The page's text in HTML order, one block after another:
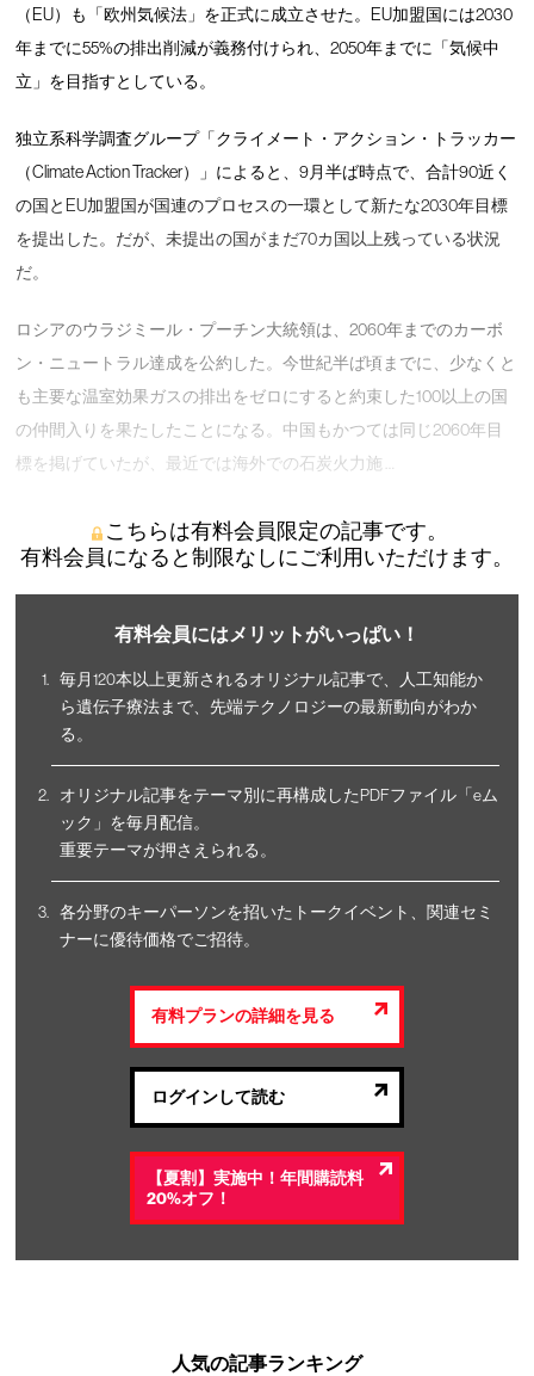
（EU）も「欧州気候法」を正式に成立させた。EU加盟国には2030
年までに55%の排出削減が義務付けられ、2050年までに「気候中
立」を目指すとしている。
独立系科学調査グループ「クライメート・アクション・トラッカー
（Climate Action Tracker）」によると、9月半ば時点で、合計90近く
の国とEU加盟国が国連のプロセスの一環として新たな2030年目標
を提出した。だが、未提出の国がまだ70カ国以上残っている状況
だ。
ロシアのウラジミール・プーチン大統領は、2060年までのカーボ
ン・ニュートラル達成を公約した。今世紀半ば頃までに、少なくと
も主要な温室効果ガスの排出をゼロにすると約束した100以上の国
の仲間入りを果たしたことになる。中国もかつては同じ2060年目
標を掲げていたが、最近では海外での石炭火力施 …
こちらは有料会員限定の記事です。
有料会員になると制限なしにご利用いただけます。
有料会員にはメリットがいっぱい！
毎月120本以上更新されるオリジナル記事で、人工知能か
ら遺伝子療法まで、先端テクノロジーの最新動向がわか
る。
オリジナル記事をテーマ別に再構成したPDFファイル「eム
ック」を毎月配信。
重要テーマが押さえられる。
各分野のキーパーソンを招いたトークイベント、関連セミ
ナーに優待価格でご招待。
有料プランの詳細を見る
ログインして読む
【夏割】実施中！年間購読料
20%オフ！
人気の記事ランキング